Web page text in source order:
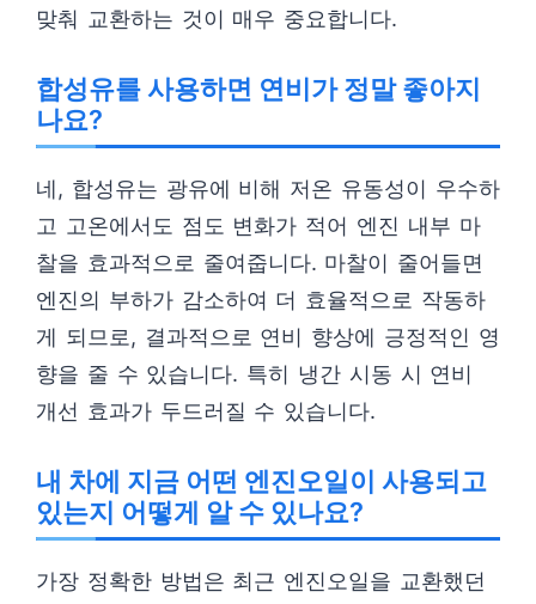
맞춰 교환하는 것이 매우 중요합니다.
합성유를 사용하면 연비가 정말 좋아지
나요?
네, 합성유는 광유에 비해 저온 유동성이 우수하
고 고온에서도 점도 변화가 적어 엔진 내부 마
찰을 효과적으로 줄여줍니다. 마찰이 줄어들면
엔진의 부하가 감소하여 더 효율적으로 작동하
게 되므로, 결과적으로 연비 향상에 긍정적인 영
향을 줄 수 있습니다. 특히 냉간 시동 시 연비
개선 효과가 두드러질 수 있습니다.
내 차에 지금 어떤 엔진오일이 사용되고
있는지 어떻게 알 수 있나요?
가장 정확한 방법은 최근 엔진오일을 교환했던